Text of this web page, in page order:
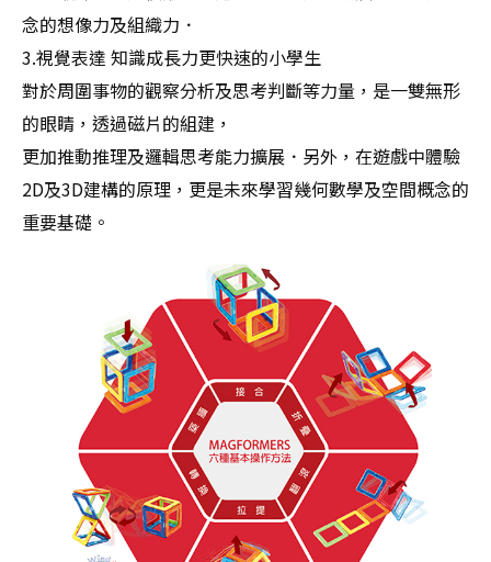
念的想像力及組織力．
3.視覺表達 知識成長力更快速的小學生
對於周圍事物的觀察分析及思考判斷等力量，是一雙無形
的眼睛，透過磁片的組建，
更加推動推理及邏輯思考能力擴展．另外，在遊戲中體驗
2D及3D建構的原理，更是未來學習幾何數學及空間概念的
重要基礎。